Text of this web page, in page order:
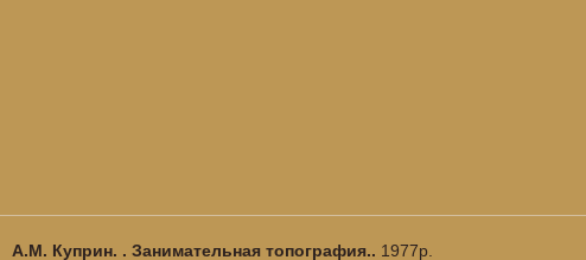
А.М. Куприн. . Занимательная топография.. 1977р.